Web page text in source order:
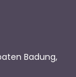
Badung,